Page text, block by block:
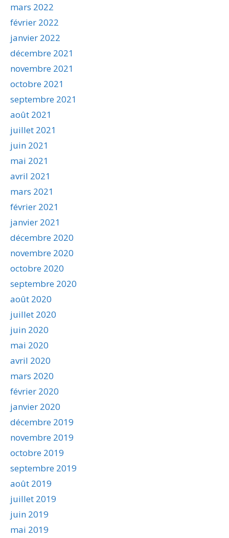
mars 2022
février 2022
janvier 2022
décembre 2021
novembre 2021
octobre 2021
septembre 2021
août 2021
juillet 2021
juin 2021
mai 2021
avril 2021
mars 2021
février 2021
janvier 2021
décembre 2020
novembre 2020
octobre 2020
septembre 2020
août 2020
juillet 2020
juin 2020
mai 2020
avril 2020
mars 2020
février 2020
janvier 2020
décembre 2019
novembre 2019
octobre 2019
septembre 2019
août 2019
juillet 2019
juin 2019
mai 2019